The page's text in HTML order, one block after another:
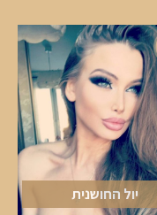
יול החושנית